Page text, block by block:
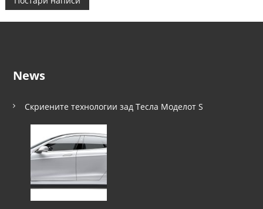
а
и
News
Скриените технологии зад Тесла Моделот S